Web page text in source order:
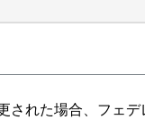
された場合、フェ